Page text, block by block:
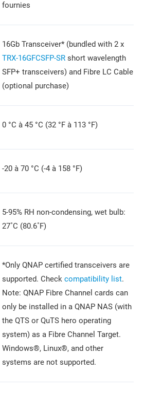
fournies
16Gb Transceiver* (bundled with 2 x
TRX-16GFCSFP-SR short wavelength
SFP+ transceivers) and Fibre LC Cable
(optional purchase)
0 °C à 45 °C (32 °F à 113 °F)
-20 à 70 °C (-4 à 158 °F)
5-95% RH non-condensing, wet bulb:
27˚C (80.6˚F)
*Only QNAP certified transceivers are
supported. Check compatibility list.
Note: QNAP Fibre Channel cards can
only be installed in a QNAP NAS (with
the QTS or QuTS hero operating
system) as a Fibre Channel Target.
Windows®, Linux®, and other
systems are not supported.